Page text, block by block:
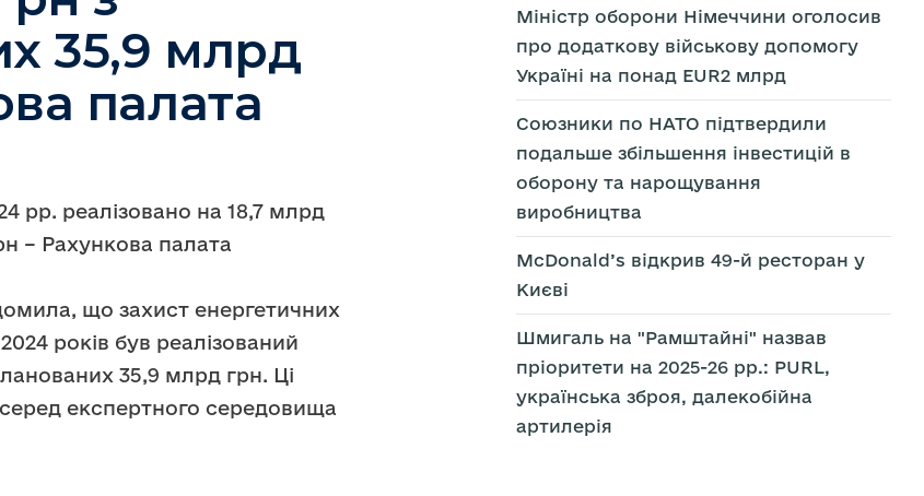
35,9 млрд
палата
рр. реалізовано на 18,7 млрд
– Рахункова палата
що захист енергетичних
років був реалізований
35,9 млрд грн. Ці
експертного середовища
Міністр оборони Німеччини оголосив
про додаткову військову допомогу
Україні на понад EUR2 млрд
Союзники по НАТО підтвердили
подальше збільшення інвестицій в
оборону та нарощування
виробництва
McDonald’s відкрив 49-й ресторан у
Києві
Шмигаль на "Рамштайні" назвав
пріоритети на 2025-26 рр.: PURL,
українська зброя, далекобійна
артилерія